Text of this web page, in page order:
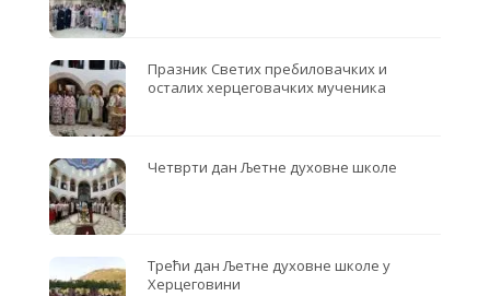
Празник Светих пребиловачких и
осталих херцеговачких мученика
Четврти дан Љетне духовне школе
Трећи дан Љетне духовне школе у
Херцеговини